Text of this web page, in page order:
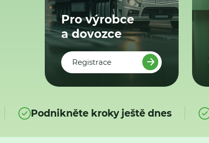
Pro výrobce
a dovozce
Registrace
Podnikněte kroky ještě dnes